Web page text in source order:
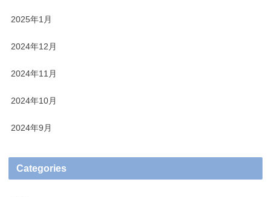
2025年1月
2024年12月
2024年11月
2024年10月
2024年9月
Categories